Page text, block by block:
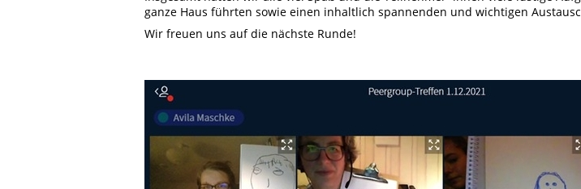
ganze Haus führten sowie einen inhaltlich spannenden und wichtigen
Wir freuen uns auf die nächste Runde!